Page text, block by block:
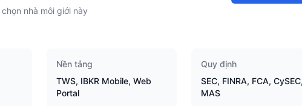
nhà môi giới này
Nền tảng
TWS, IBKR Mobile, Web
Portal
Quy định
SEC, FINRA, FCA, CySEC,
MAS